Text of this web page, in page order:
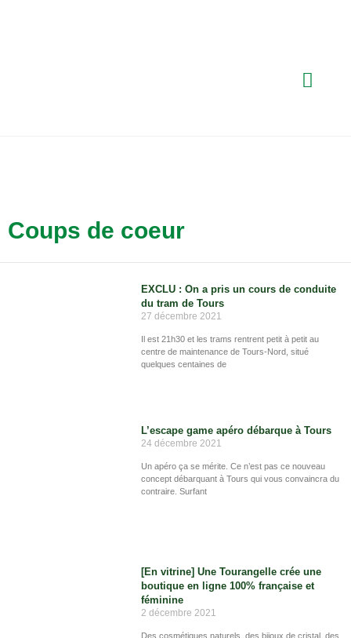
Coups de coeur
EXCLU : On a pris un cours de conduite
du tram de Tours
27 décembre 2021
Il est 21h30 et les trams rentrent petit à petit au
centre de maintenance de Tours-Nord, situé
quelques centaines de
L’escape game apéro débarque à Tours
24 décembre 2021
Un apéro ça se mérite. Ce n’est pas ce nouveau
concept débarquant à Tours qui vous convaincra du
contraire. Surfant
[En vitrine] Une Tourangelle crée une
boutique en ligne 100% française et
féminine
2 décembre 2021
Des cosmétiques naturels, des bijoux de cristal, des